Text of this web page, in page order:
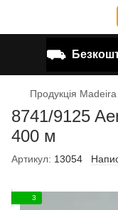
⛟
Продукція Madeira
8741/9125
400 м
Артикул: 13054
3